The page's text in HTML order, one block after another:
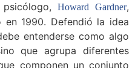
psicólogo,Howard Gardner,
1990. Defendió la idea
entenderse como algo
que agrupa diferentes
componen un conjunto